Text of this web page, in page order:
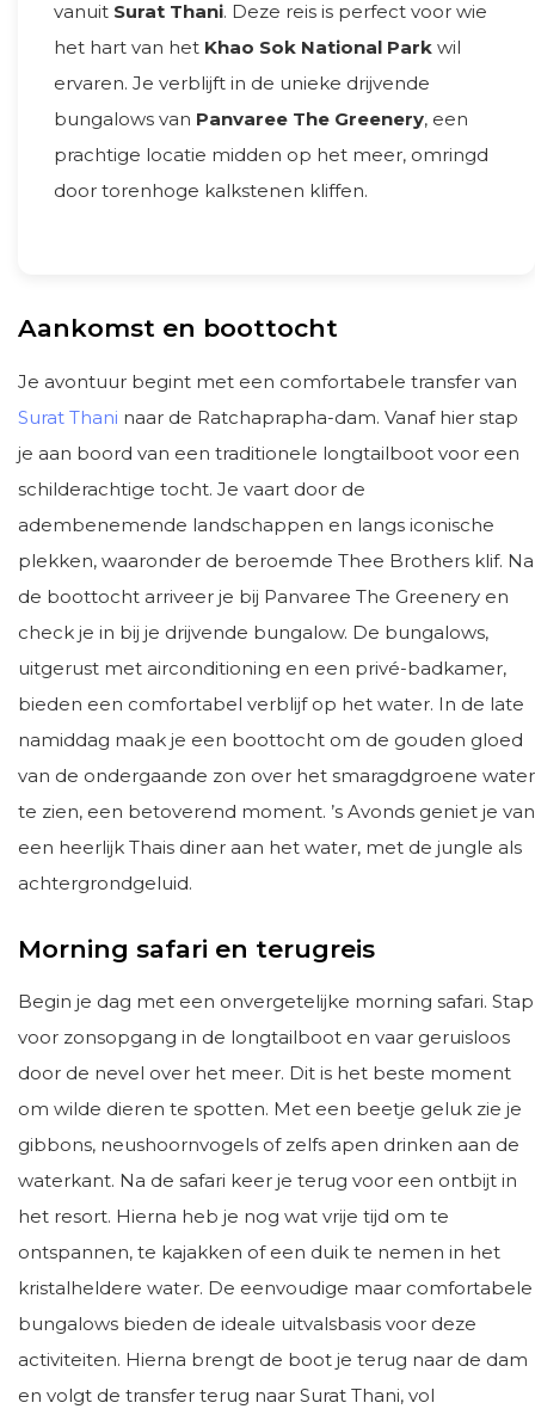
vanuit Surat Thani. Deze reis is perfect voor wie
het hart van het Khao Sok National Park wil
ervaren. Je verblijft in de unieke drijvende
bungalows van Panvaree The Greenery, een
prachtige locatie midden op het meer, omringd
door torenhoge kalkstenen kliffen.
Aankomst en boottocht
Je avontuur begint met een comfortabele transfer van
Surat Thani naar de Ratchaprapha-dam. Vanaf hier stap
je aan boord van een traditionele longtailboot voor een
schilderachtige tocht. Je vaart door de
adembenemende landschappen en langs iconische
plekken, waaronder de beroemde Thee Brothers klif. Na
de boottocht arriveer je bij Panvaree The Greenery en
check je in bij je drijvende bungalow. De bungalows,
uitgerust met airconditioning en een privé-badkamer,
bieden een comfortabel verblijf op het water. In de late
namiddag maak je een boottocht om de gouden gloed
van de ondergaande zon over het smaragdgroene water
te zien, een betoverend moment. ’s Avonds geniet je van
een heerlijk Thais diner aan het water, met de jungle als
achtergrondgeluid.
Morning safari en terugreis
Begin je dag met een onvergetelijke morning safari. Stap
voor zonsopgang in de longtailboot en vaar geruisloos
door de nevel over het meer. Dit is het beste moment
om wilde dieren te spotten. Met een beetje geluk zie je
gibbons, neushoornvogels of zelfs apen drinken aan de
waterkant. Na de safari keer je terug voor een ontbijt in
het resort. Hierna heb je nog wat vrije tijd om te
ontspannen, te kajakken of een duik te nemen in het
kristalheldere water. De eenvoudige maar comfortabele
bungalows bieden de ideale uitvalsbasis voor deze
activiteiten. Hierna brengt de boot je terug naar de dam
en volgt de transfer terug naar Surat Thani, vol